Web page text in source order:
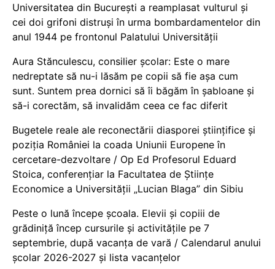
Universitatea din București a reamplasat vulturul și
cei doi grifoni distruși în urma bombardamentelor din
anul 1944 pe frontonul Palatului Universității
Aura Stănculescu, consilier școlar: Este o mare
nedreptate să nu-i lăsăm pe copii să fie așa cum
sunt. Suntem prea dornici să îi băgăm în șabloane și
să-i corectăm, să invalidăm ceea ce fac diferit
Bugetele reale ale reconectării diasporei științifice și
poziția României la coada Uniunii Europene în
cercetare-dezvoltare / Op Ed Profesorul Eduard
Stoica, conferențiar la Facultatea de Științe
Economice a Universității „Lucian Blaga” din Sibiu
Peste o lună începe școala. Elevii și copiii de
grădiniță încep cursurile și activitățile pe 7
septembrie, după vacanța de vară / Calendarul anului
școlar 2026-2027 și lista vacanțelor